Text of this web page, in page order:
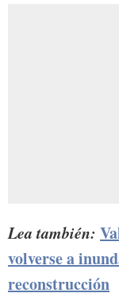
Lea también:
volverse a
reconstrucción